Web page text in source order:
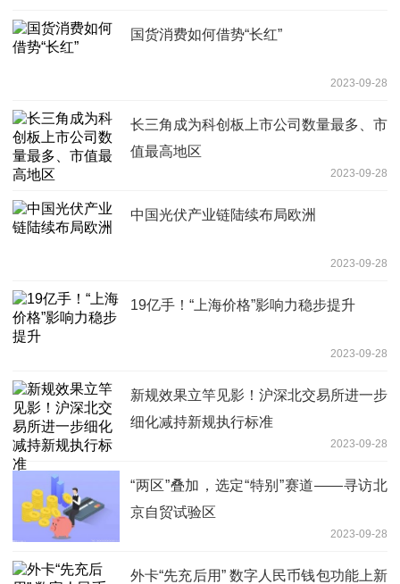
国货消费如何借势“长红”
2023-09-28
长三角成为科创板上市公司数量最多、市
值最高地区
2023-09-28
中国光伏产业链陆续布局欧洲
2023-09-28
19亿手！“上海价格”影响力稳步提升
2023-09-28
新规效果立竿见影！沪深北交易所进一步
细化减持新规执行标准
2023-09-28
“两区”叠加，选定“特别”赛道——寻访北
京自贸试验区
2023-09-28
外卡“先充后用” 数字人民币钱包功能上新